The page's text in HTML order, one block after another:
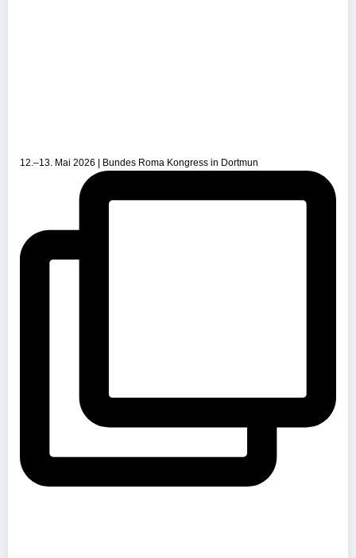
12.–13. Mai 2026 | Bundes Roma Kongress in Dortmun